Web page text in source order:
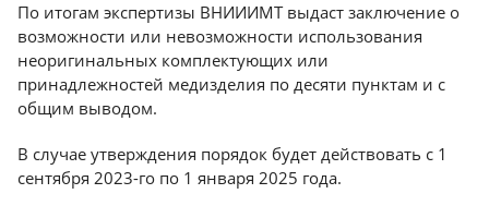
По итогам экспертизы ВНИИИМТ выдаст заключение о
возможности или невозможности использования
неоригинальных комплектующих или
принадлежностей медизделия по десяти пунктам и с
общим выводом.
В случае утверждения порядок будет действовать с 1
сентября 2023-го по 1 января 2025 года.